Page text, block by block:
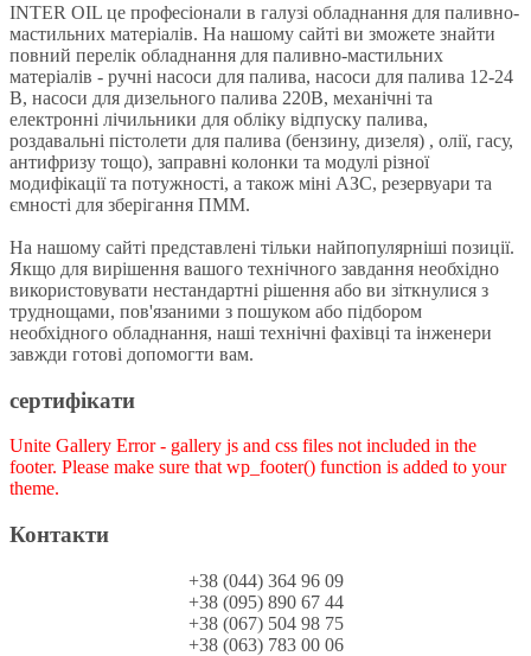
INTER OIL це професіонали в галузі обладнання для паливно-
мастильних матеріалів. На нашому сайті ви зможете знайти
повний перелік обладнання для паливно-мастильних
матеріалів - ручні насоси для палива, насоси для палива 12-24
В, насоси для дизельного палива 220В, механічні та
електронні лічильники для обліку відпуску палива,
роздавальні пістолети для палива (бензину, дизеля) , олії, гасу,
антифризу тощо), заправні колонки та модулі різної
модифікації та потужності, а також міні АЗС, резервуари та
ємності для зберігання ПММ.
На нашому сайті представлені тільки найпопулярніші позиції.
Якщо для вирішення вашого технічного завдання необхідно
використовувати нестандартні рішення або ви зіткнулися з
труднощами, пов'язаними з пошуком або підбором
необхідного обладнання, наші технічні фахівці та інженери
завжди готові допомогти вам.
сертифікати
Unite Gallery Error - gallery js and css files not included in the
footer. Please make sure that wp_footer() function is added to your
theme.
Контакти
+38 (044) 364 96 09
+38 (095) 890 67 44
+38 (067) 504 98 75
+38 (063) 783 00 06